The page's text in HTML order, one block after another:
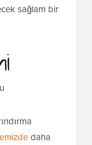
sağlam bir
daha